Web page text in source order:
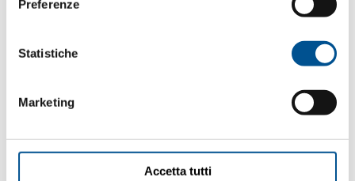
Preferenze
Statistiche
Marketing
Accetta tutti